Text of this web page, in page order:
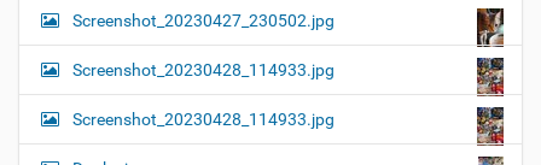
Screenshot_20230427_230502.jpg
Screenshot_20230428_114933.jpg
Screenshot_20230428_114933.jpg